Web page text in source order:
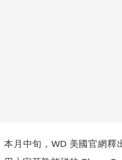
本月中旬，WD 美國官網釋